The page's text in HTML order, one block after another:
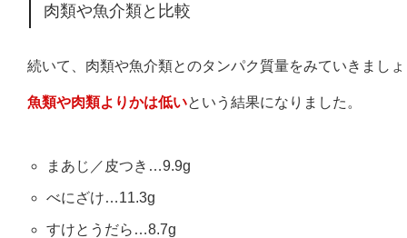
肉類や魚介類と比較
続いて、肉類や魚介類とのタンパク質量をみていきまし
魚類や肉類よりかは低いという結果になりました。
まあじ／皮つき…9.9g
べにざけ…11.3g
すけとうだら…8.7g